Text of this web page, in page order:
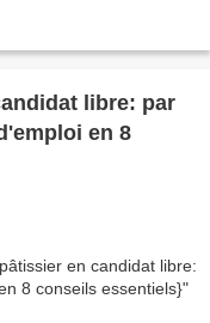
libre: par
en 8